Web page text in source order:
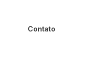
Contato